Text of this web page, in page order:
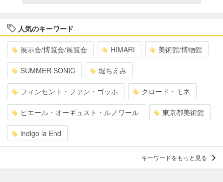
人気のキーワード
展示会/博覧会/展覧会 HIMARI 美術館/博物館
SUMMER SONIC 堀ちえみ
フィンセント・ファン・ゴッホ クロード・モネ
ピエール・オーギュスト・ルノワール 東京都美術館
indigo la End
キーワードをもっと見る